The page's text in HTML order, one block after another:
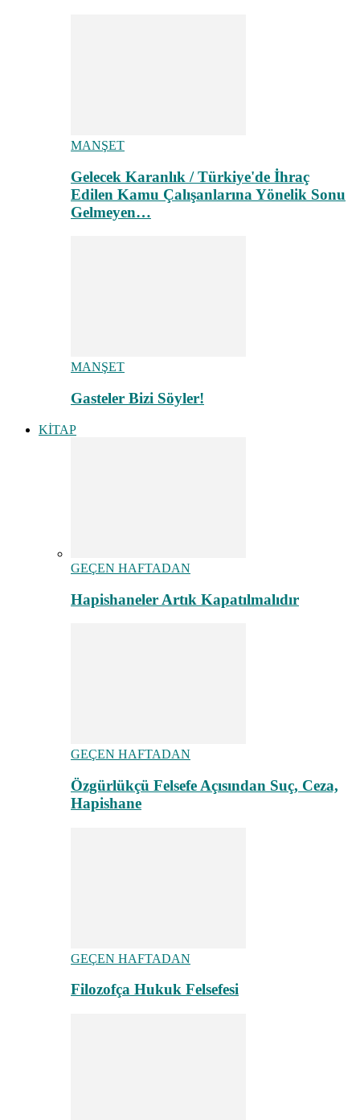
MANŞET
Gelecek Karanlık / Türkiye'de İhraç
Edilen Kamu Çalışanlarına Yönelik Sonu
Gelmeyen…
MANŞET
Gasteler Bizi Söyler!
KİTAP
GEÇEN HAFTADAN
Hapishaneler Artık Kapatılmalıdır
GEÇEN HAFTADAN
Özgürlükçü Felsefe Açısından Suç, Ceza,
Hapishane
GEÇEN HAFTADAN
Filozofça Hukuk Felsefesi